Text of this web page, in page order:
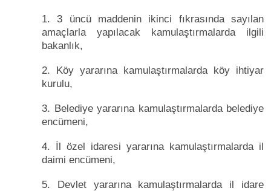
1. 3 üncü maddenin ikinci fıkrasında sayılan
amaçlarla yapılacak kamulaştırmalarda ilgili
bakanlık,
2. Köy yararına kamulaştırmalarda köy ihtiyar
kurulu,
3. Belediye yararına kamulaştırmalarda belediye
encümeni,
4. İl özel idaresi yararına kamulaştırmalarda il
daimi encümeni,
5. Devlet yararına kamulaştırmalarda il idare